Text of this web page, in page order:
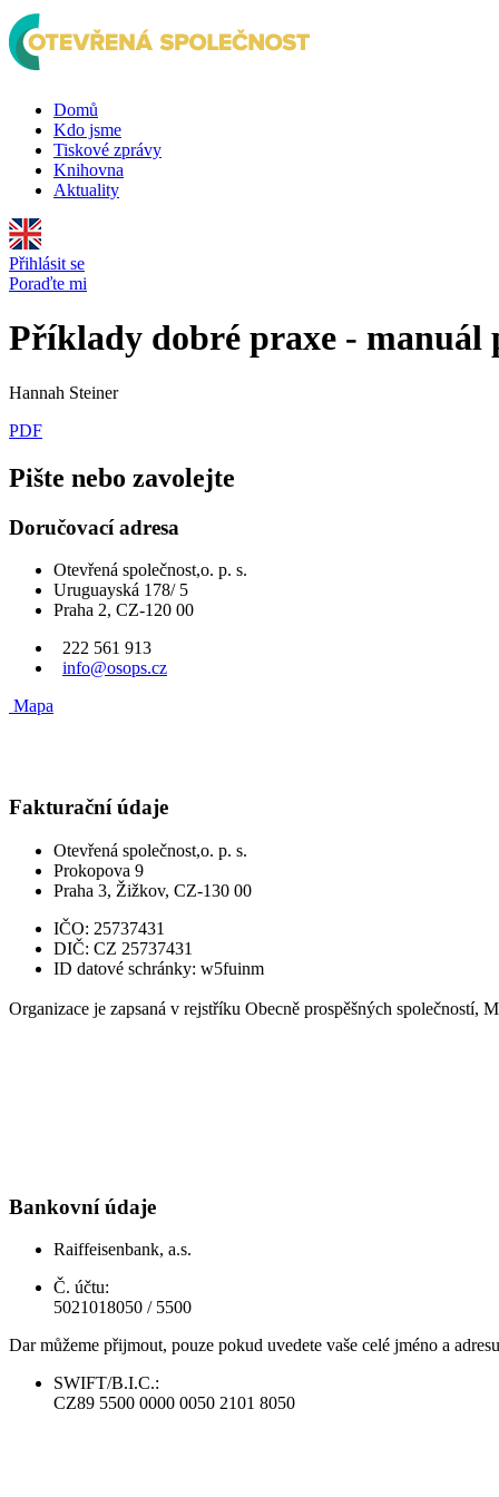
Domů
Kdo jsme
Tiskové zprávy
Knihovna
Aktuality
Přihlásit se
Poraďte mi
Příklady dobré praxe - manuál
Hannah Steiner
PDF
Pište nebo zavolejte
Doručovací adresa
Otevřená společnost,o. p. s.
Uruguayská 178/ 5
Praha 2, CZ-120 00
222 561 913
info@osops.cz
Mapa
Fakturační údaje
Otevřená společnost,o. p. s.
Prokopova 9
Praha 3, Žižkov, CZ-130 00
IČO: 25737431
DIČ: CZ 25737431
ID datové schránky: w5fuinm
Organizace je zapsaná v rejstříku Obecně prospěšných společností,
Bankovní údaje
Raiffeisenbank, a.s.
Č. účtu:
5021018050 / 5500
Dar můžeme přijmout, pouze pokud uvedete vaše celé jméno a
SWIFT/B.I.C.:
CZ89 5500 0000 0050 2101 8050